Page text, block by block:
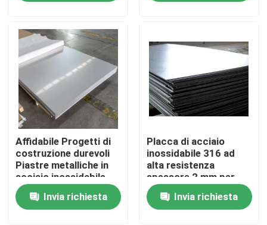
Casa.
Prodotti
Su di noi
Affidabile Progetti di
costruzione durevoli
Piastre metalliche in
acciaio inossidabile
Longevità Affidabilità
Invia richiesta
Placca di acciaio
inossidabile 316 ad
alta resistenza
spessore 2 mm per
attrezzature marine
Invia richiesta